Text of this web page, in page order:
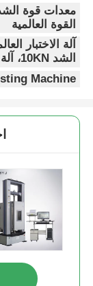
معدات قوة
القوة العالمية
الشد 10KN، آلة اختبار متوافقة مع ISO ASTM GB
Machine